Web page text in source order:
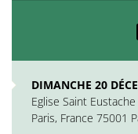
DIMANCHE 20
Eglise Saint
Paris, France 75001